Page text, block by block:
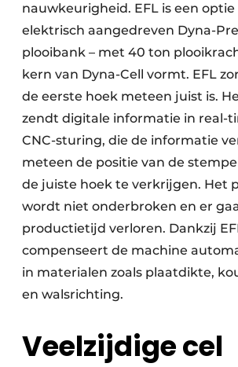
nauwkeurigheid. EFL is een optie
elektrisch aangedreven Dyna-
plooibank – met 40 ton
kern van Dyna-Cell vormt. EFL
de eerste hoek meteen juist is.
zendt digitale informatie in real-
CNC-sturing, die de informatie
meteen de positie van de
de juiste hoek te verkrijgen. Het
wordt niet onderbroken en er
productietijd verloren. Dankzij
compenseert de machine
in materialen zoals plaatdikte,
en walsrichting.
Veelzijdige cel